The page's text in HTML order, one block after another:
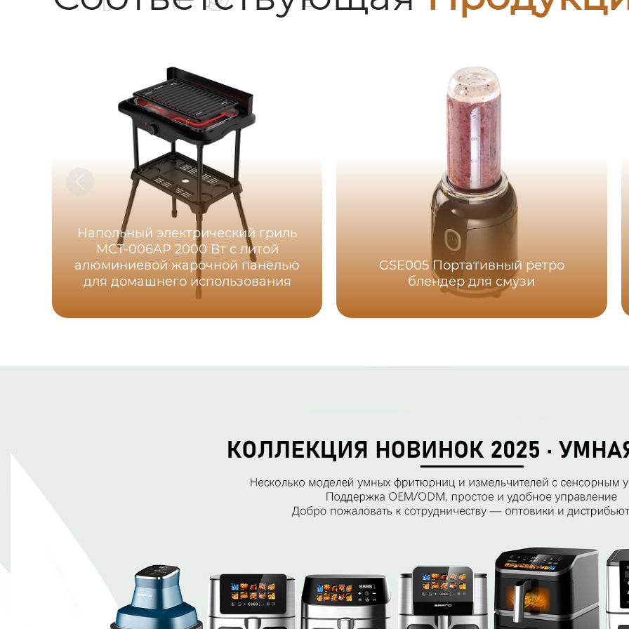
Напольный электрический гриль
MCT-006AP 2000 Вт с литой
алюминиевой жарочной панелью
для домашнего использования
GSE005 Портативный ретро
блендер для смузи